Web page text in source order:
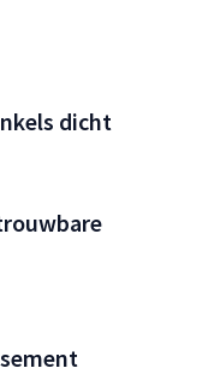
dicht